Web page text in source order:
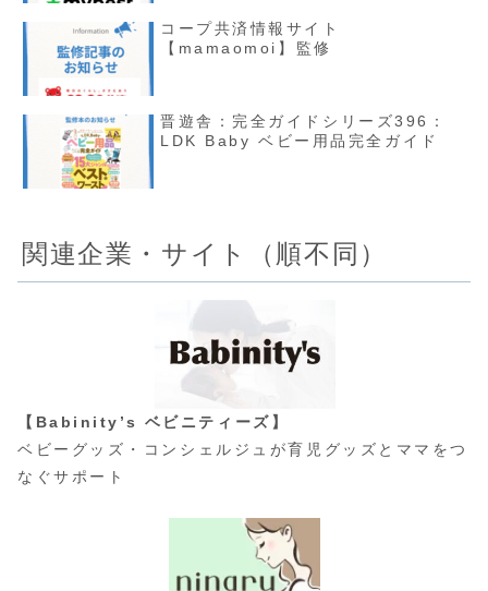
コープ共済情報サイト
【mamaomoi】監修
晋遊舎：完全ガイドシリーズ396：
LDK Baby ベビー用品完全ガイド
関連企業・サイト（順不同）
【Babinity’s ベビニティーズ】
ベビーグッズ・コンシェルジュが育児グッズとママをつ
なぐサポート